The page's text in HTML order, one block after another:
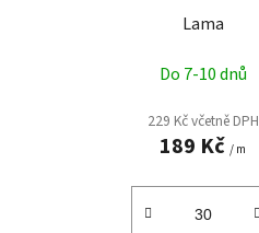
Lama
Do 7-10 dnů
229 Kč včetně DPH
189 Kč/ m